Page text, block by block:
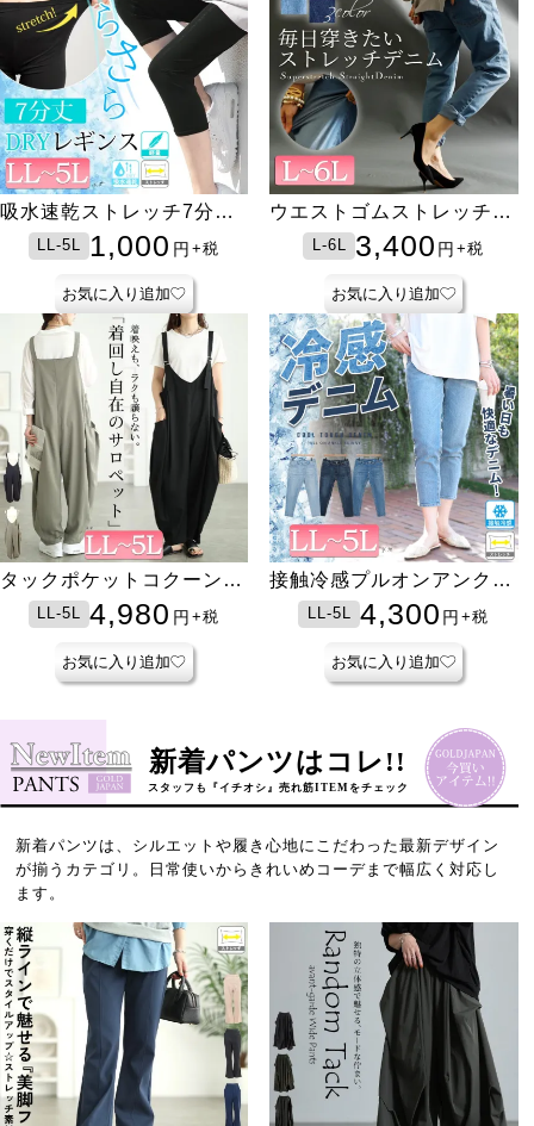
吸水速乾ストレッチ7分丈
レギンス
LL-5L 1,000 円 +税
お気に入り追加
ウエストゴムストレッチデ
ニム L-6L 3,400 円 +税
お気に入り追加
タックポケットコクーンサ
ロペットパンツ
LL-5L 4,980 円 +税
お気に入り追加
接触冷感プルオンアンクル
スキニーデニム
LL-5L 4,300 円 +税
お気に入り追加
新着パンツはコレ!!
スタッフも『イチオシ』売れ筋ITEMをチェック
新着パンツは、シルエットや履き心地にこだわった最新デザイン
が揃うカテゴリ。日常使いからきれいめコーデまで幅広く対応し
ます。